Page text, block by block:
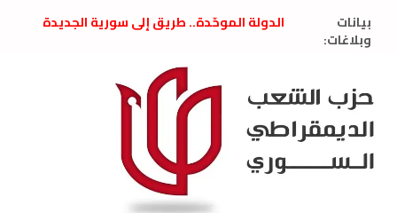
بيانات
وبلاغات:
الدولة الموحّدة.. طريق إلى سورية الجديدة
العام السابق لحزب الاتحاد الاشتراكي العربي
الديمقراطي
بلاغ صادر عن اجتماع اللجنة المركزية نيسان
2026
الحرب الأمريكية الإسرائيلية على نظام الملالي
في إيران .. بيان من حزب الشعب الديمقراطي
السوري